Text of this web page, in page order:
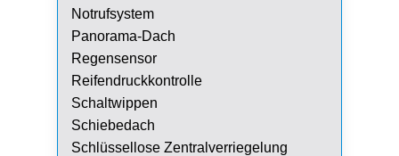
Notrufsystem
Panorama-Dach
Regensensor
Reifendruckkontrolle
Schaltwippen
Schiebedach
Schlüssellose Zentralverriegelung